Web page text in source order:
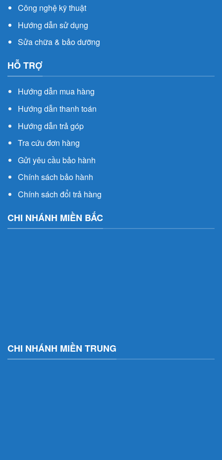
Công nghệ kỹ thuật
Hướng dẫn sử dụng
Sửa chữa & bảo dưỡng
HỖ TRỢ
Hướng dẫn mua hàng
Hướng dẫn thanh toán
Hướng dẫn trả góp
Tra cứu đơn hàng
Gửi yêu cầu bảo hành
Chính sách bảo hành
Chính sách đổi trả hàng
CHI NHÁNH MIỀN BẮC
CHI NHÁNH MIỀN TRUNG